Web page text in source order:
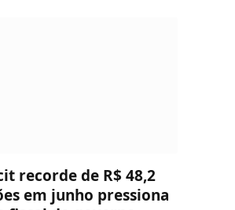
recorde de R$ 48,2
em junho pressiona